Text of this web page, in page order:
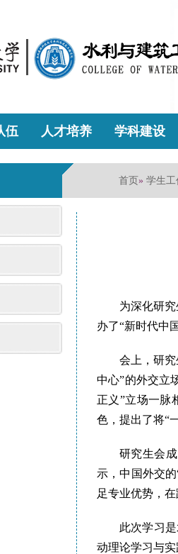
伍 人才培养 学科建设
首页 » 学生工
为深化研
办了“新时代中
会上，研
中心”的外交立
正义”立场一脉
色，提出了将“
研究生会
示，中国外交
足专业优势，
此次学习
动理论学习与